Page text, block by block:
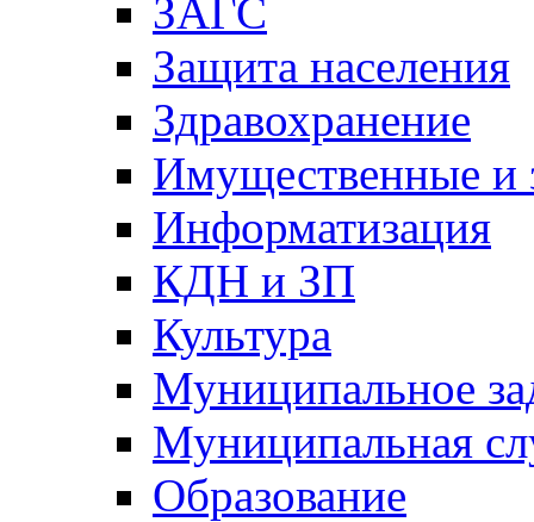
ЗАГС
Защита населения
Здравохранение
Имущественные и
Информатизация
КДН и ЗП
Культура
Муниципальное
Муниципальная
Образование